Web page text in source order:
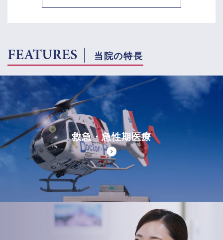
FEATURES 当院の特長
救急・急性期医療